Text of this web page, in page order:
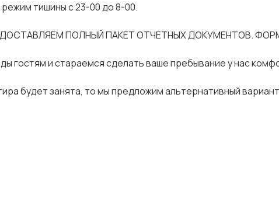
тишины с 23-00 до 8-00.
ПОЛНЫЙ ПАКЕТ ОТЧЕТНЫХ ДОКУМЕНТОВ.
гостям и стараемся сделать ваше пребывание у нас
будет занята, то мы предложим альтернативный